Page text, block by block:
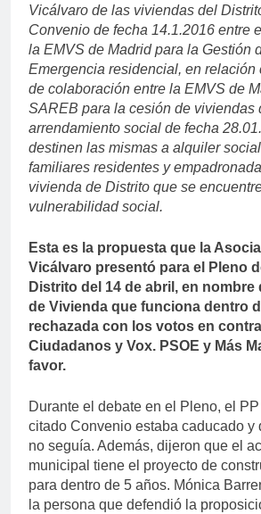
Vicálvaro de las viviendas del
Convenio de fecha 14.1.2016 entre
la EMVS de Madrid para la Gestión
Emergencia residencial, en relación
de colaboración entre la EMVS de
SAREB para la cesión de viviendas
arrendamiento social de fecha
destinen las mismas a alquiler
familiares residentes y
vivienda de Distrito que se
vulnerabilidad social.
Esta es la propuesta que la
Vicálvaro presentó para el Pleno
Distrito del 14 de abril, en nombre
de Vivienda que funciona dentro
rechazada con los votos en
Ciudadanos y Vox. PSOE y Más
favor.
Durante el debate en el Pleno, el
citado Convenio estaba caducado y
no seguía. Además, dijeron que el
municipal tiene el proyecto de
para dentro de 5 años. Mónica
la persona que defendió la